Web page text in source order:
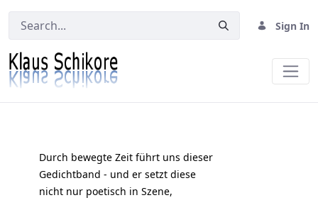
Sign In
Durch bewegte Zeit führt uns dieser
Gedichtband - und er setzt diese
nicht nur poetisch in Szene,